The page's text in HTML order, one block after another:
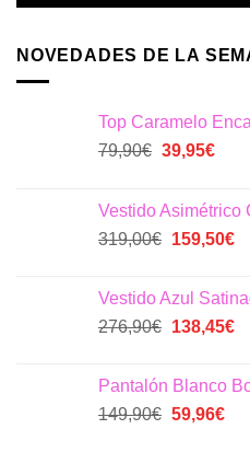
NOVEDADES DE LA
Top Caramelo
79,90€ El
era:
79,90€.
39,95€El
es:
Vestido Asimétrico
319,00€ El
era:
319,00€.
159,50€El
Vestido Azul
276,90€ El
era:
276,90€.
138,45€El
Pantalón Blanco
149,90€ El
59,96€El